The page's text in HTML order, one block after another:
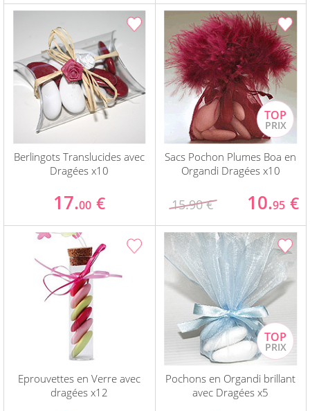
Berlingots Translucides avec
Dragées x10
17.00 €
Sacs Pochon Plumes Boa en
Organdi Dragées x10
15.90 € 10.95 €
Eprouvettes en Verre avec
dragées x12
Pochons en Organdi brillant
avec Dragées x5